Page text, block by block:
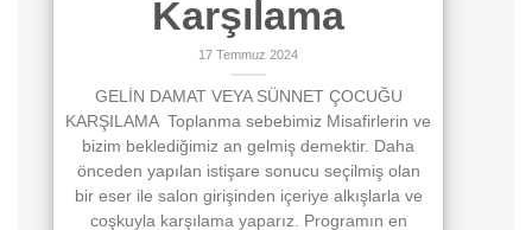
Karşılama
17 Temmuz 2024
GELİN DAMAT VEYA SÜNNET ÇOCUĞU
KARŞILAMA Toplanma sebebimiz Misafirlerin ve
bizim beklediğimiz an gelmiş demektir. Daha
önceden yapılan istişare sonucu seçilmiş olan
bir eser ile salon girişinden içeriye alkışlarla ve
coşkuyla karşılama yaparız. Programın en